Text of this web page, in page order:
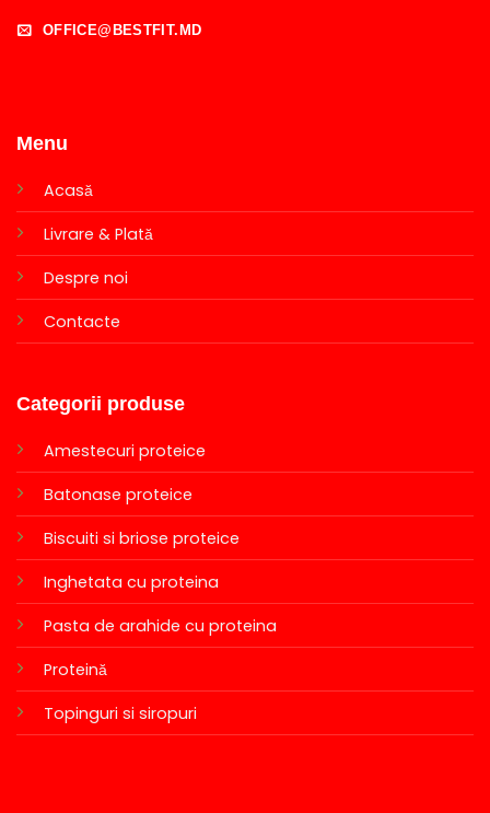
OFFICE@BESTFIT.MD
Menu
Acasă
Livrare & Plată
Despre noi
Contacte
Categorii produse
Amestecuri proteice
Batonase proteice
Biscuiti si briose proteice
Inghetata cu proteina
Pasta de arahide cu proteina
Proteină
Topinguri si siropuri